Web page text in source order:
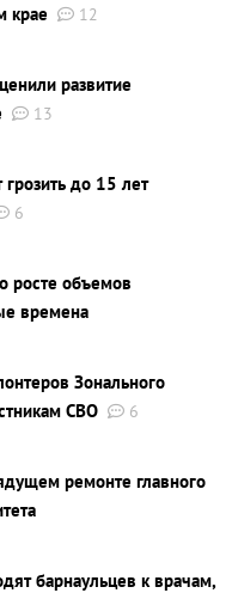
крае
12
развитие
13
до 15 лет
6
росте объемов
времена
Зонального
СВО
6
ремонте главного
барнаульцев к врачам,